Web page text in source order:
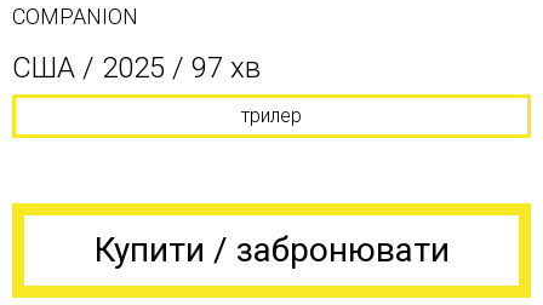
COMPANION
США / 2025 / 97 хв
трилер
Купити / забронювати